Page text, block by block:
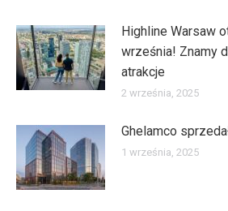
Highline Warsaw
września! Znamy
atrakcje
2 września, 2025
Ghelamco
1 września, 2025